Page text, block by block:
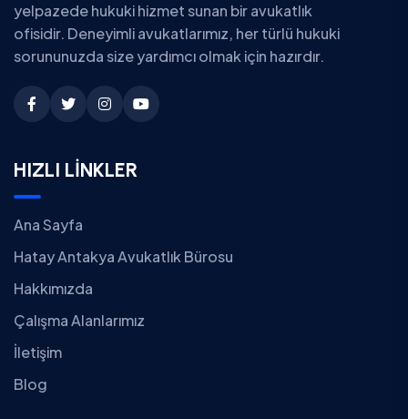
yelpazede hukuki hizmet sunan bir avukatlık
ofisidir. Deneyimli avukatlarımız, her türlü hukuki
sorununuzda size yardımcı olmak için hazırdır.
HIZLI LİNKLER
Ana Sayfa
Hatay Antakya Avukatlık Bürosu
Hakkımızda
Çalışma Alanlarımız
İletişim
Blog